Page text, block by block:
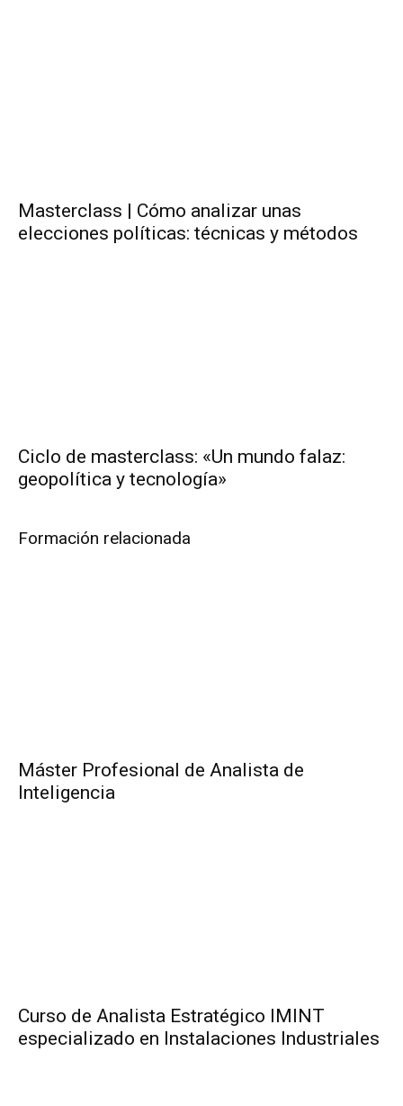
Masterclass | Cómo analizar unas
elecciones políticas: técnicas y métodos
Ciclo de masterclass: «Un mundo falaz:
geopolítica y tecnología»
Formación relacionada
Máster Profesional de Analista de
Inteligencia
Curso de Analista Estratégico IMINT
especializado en Instalaciones Industriales